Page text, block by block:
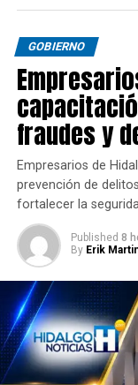
GOBIERNO
fraudes y
Empresarios de
prevención de
fortalecer la
Published 8
By Erik